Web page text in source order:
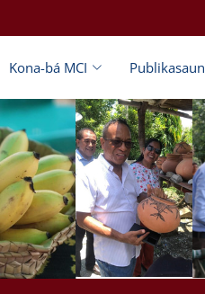
Kona-bá MCI Publikasaun